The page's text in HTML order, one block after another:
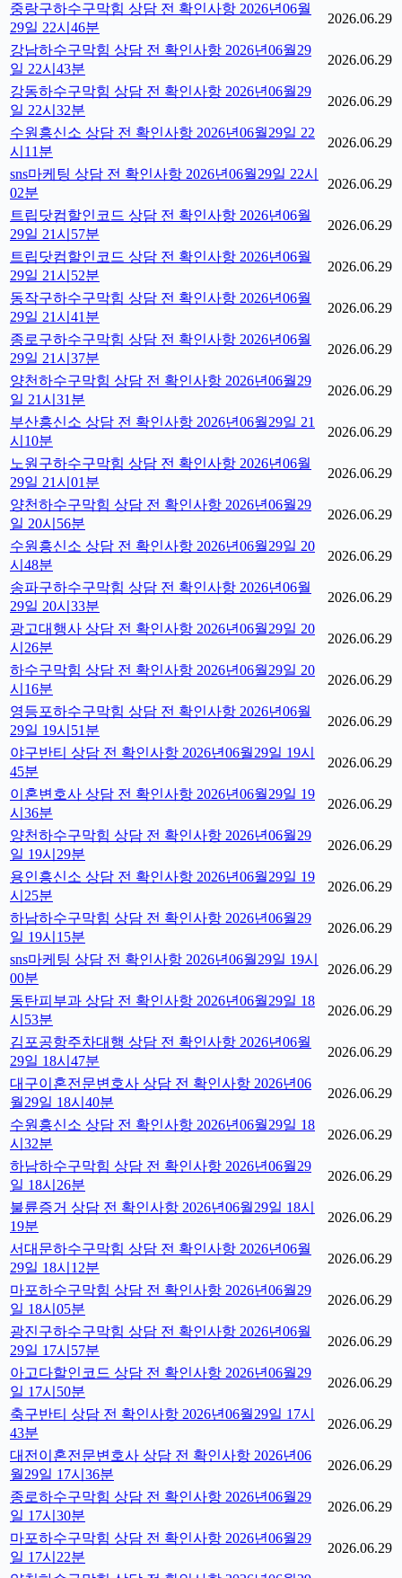
중랑구하수구막힘 상담 전 확인사항 2026년06월
29일 22시46분
2026.06.29
강남하수구막힘 상담 전 확인사항 2026년06월29
일 22시43분
2026.06.29
강동하수구막힘 상담 전 확인사항 2026년06월29
일 22시32분
2026.06.29
수원흥신소 상담 전 확인사항 2026년06월29일 22
시11분
2026.06.29
sns마케팅 상담 전 확인사항 2026년06월29일 22시
02분
2026.06.29
트립닷컴할인코드 상담 전 확인사항 2026년06월
29일 21시57분
2026.06.29
트립닷컴할인코드 상담 전 확인사항 2026년06월
29일 21시52분
2026.06.29
동작구하수구막힘 상담 전 확인사항 2026년06월
29일 21시41분
2026.06.29
종로구하수구막힘 상담 전 확인사항 2026년06월
29일 21시37분
2026.06.29
양천하수구막힘 상담 전 확인사항 2026년06월29
일 21시31분
2026.06.29
부산흥신소 상담 전 확인사항 2026년06월29일 21
시10분
2026.06.29
노원구하수구막힘 상담 전 확인사항 2026년06월
29일 21시01분
2026.06.29
양천하수구막힘 상담 전 확인사항 2026년06월29
일 20시56분
2026.06.29
수원흥신소 상담 전 확인사항 2026년06월29일 20
시48분
2026.06.29
송파구하수구막힘 상담 전 확인사항 2026년06월
29일 20시33분
2026.06.29
광고대행사 상담 전 확인사항 2026년06월29일 20
시26분
2026.06.29
하수구막힘 상담 전 확인사항 2026년06월29일 20
시16분
2026.06.29
영등포하수구막힘 상담 전 확인사항 2026년06월
29일 19시51분
2026.06.29
야구반티 상담 전 확인사항 2026년06월29일 19시
45분
2026.06.29
이혼변호사 상담 전 확인사항 2026년06월29일 19
시36분
2026.06.29
양천하수구막힘 상담 전 확인사항 2026년06월29
일 19시29분
2026.06.29
용인흥신소 상담 전 확인사항 2026년06월29일 19
시25분
2026.06.29
하남하수구막힘 상담 전 확인사항 2026년06월29
일 19시15분
2026.06.29
sns마케팅 상담 전 확인사항 2026년06월29일 19시
00분
2026.06.29
동탄피부과 상담 전 확인사항 2026년06월29일 18
시53분
2026.06.29
김포공항주차대행 상담 전 확인사항 2026년06월
29일 18시47분
2026.06.29
대구이혼전문변호사 상담 전 확인사항 2026년06
월29일 18시40분
2026.06.29
수원흥신소 상담 전 확인사항 2026년06월29일 18
시32분
2026.06.29
하남하수구막힘 상담 전 확인사항 2026년06월29
일 18시26분
2026.06.29
불륜증거 상담 전 확인사항 2026년06월29일 18시
19분
2026.06.29
서대문하수구막힘 상담 전 확인사항 2026년06월
29일 18시12분
2026.06.29
마포하수구막힘 상담 전 확인사항 2026년06월29
일 18시05분
2026.06.29
광진구하수구막힘 상담 전 확인사항 2026년06월
29일 17시57분
2026.06.29
아고다할인코드 상담 전 확인사항 2026년06월29
일 17시50분
2026.06.29
축구반티 상담 전 확인사항 2026년06월29일 17시
43분
2026.06.29
대전이혼전문변호사 상담 전 확인사항 2026년06
월29일 17시36분
2026.06.29
종로하수구막힘 상담 전 확인사항 2026년06월29
일 17시30분
2026.06.29
마포하수구막힘 상담 전 확인사항 2026년06월29
일 17시22분
2026.06.29